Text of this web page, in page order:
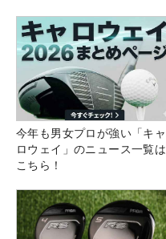
今年も男女プロが強い「キャ
ロウェイ」のニュース一覧は
こちら！